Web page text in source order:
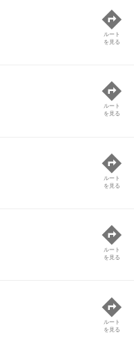
ルート
を見る
ルート
を見る
ルート
を見る
ルート
を見る
ルート
を見る